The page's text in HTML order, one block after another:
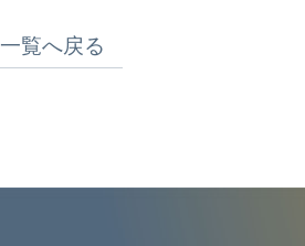
リアプラス】
一覧へ戻る